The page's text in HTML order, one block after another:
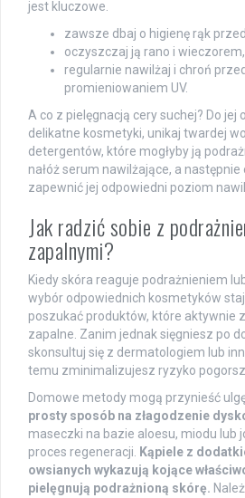
jest kluczowe.
zawsze dbaj o higienę rąk
oczyszczaj ją rano i wieczorem,
regularnie nawilżaj i chroń
promieniowaniem UV.
A co z pielęgnacją cery suchej? Do
delikatne kosmetyki, unikaj twardej
detergentów, które mogłyby ją
nałóż serum nawilżające, a
zapewnić jej odpowiedni poziom
Jak radzić sobie z
zapalnymi?
Kiedy skóra reaguje podrażnieniem
wybór odpowiednich kosmetyków
poszukać produktów, które aktywnie
zapalne. Zanim jednak sięgniesz po
skonsultuj się z dermatologiem lub
temu zminimalizujesz ryzyko
Domowe metody mogą przynieść
prosty sposób na złagodzenie
maseczki na bazie aloesu, miodu lub
proces regeneracji. Kąpiele z
owsianych wykazują kojące
pielęgnują podrażnioną skórę.